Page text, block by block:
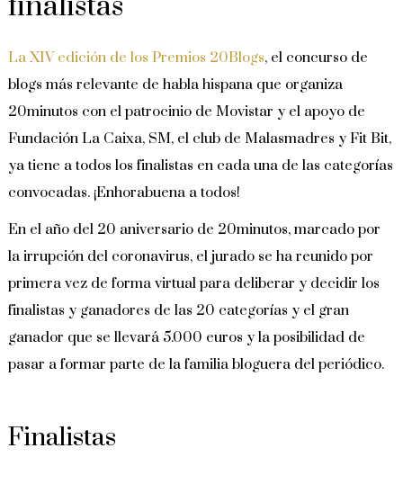
La XIV edición de los Premios 20Blogs, el concurso de
blogs más relevante de habla hispana que organiza
20minutos con el patrocinio de Movistar y el apoyo de
Fundación La Caixa, SM, el club de Malasmadres y Fit Bit,
ya tiene a todos los finalistas en cada una de las categorías
convocadas. ¡Enhorabuena a todos!
En el año del 20 aniversario de 20minutos, marcado por
la irrupción del coronavirus, el jurado se ha reunido por
primera vez de forma virtual para deliberar y decidir los
finalistas y ganadores de las 20 categorías y el gran
ganador que se llevará 5.000 euros y la posibilidad de
pasar a formar parte de la familia bloguera del periódico.
Finalistas